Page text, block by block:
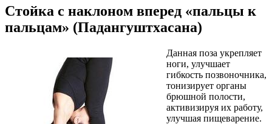
Стойка с наклоном вперед «пальцы к
пальцам» (Падангуштхасана)
Данная поза укрепляет
ноги, улучшает
гибкость позвоночника,
тонизирует органы
брюшной полости,
активизируя их работу,
улучшая пищеварение.